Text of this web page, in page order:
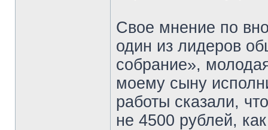
Свое мнение по
один из лидеров
собрание»,
моему сыну
работы сказали,
не 4500 рублей,